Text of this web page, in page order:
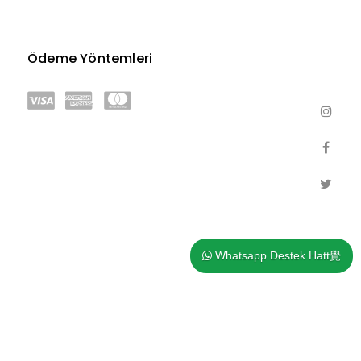
Whatsapp Destek Hatt覺
Ödeme Yöntemleri